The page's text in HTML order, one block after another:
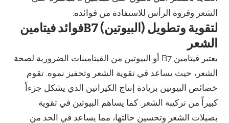
الشعر وفروة الرأس للاستفادة من فوائده.
فوائد فيتامينB7 (البيوتين) لتقوية وتطويل
الشعر
يعتبر فيتامين B7 أو البيوتين من الفيتامينات الضرورية لصحة
الشعر، حيث يساعد في تقوية الشعر وتحفيز نموه. تقوم
خصائص البيوتين بزيادة إنتاج الكيراتين الذي يشكل جزءاً
كبيراً من تركيبة الشعر. كما يساهم البيوتين في تقوية
بصيلات الشعر وتحسين حالتها، مما يساعد في الحد من